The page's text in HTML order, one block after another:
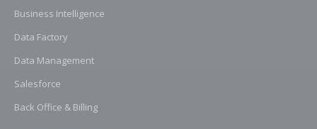
Business Intelligence
Data Factory
Data Management
Salesforce
Back Office & Billing